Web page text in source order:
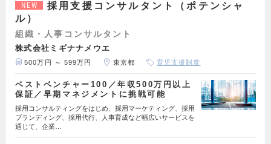
NEW
採用支援コンサルタント（ポテンシャ
ル）
組織・人事コンサルタント
株式会社ミギナナメウエ
500万円 ～ 599万円 東京都 育児支援制度
ベストベンチャー100／年収500万円以上
保証／早期マネジメントに挑戦可能
採用コンサルティングをはじめ、採用マーケティング、採用
ブランディング、採用代行、人事育成など幅広いサービスを
通じて、企業…